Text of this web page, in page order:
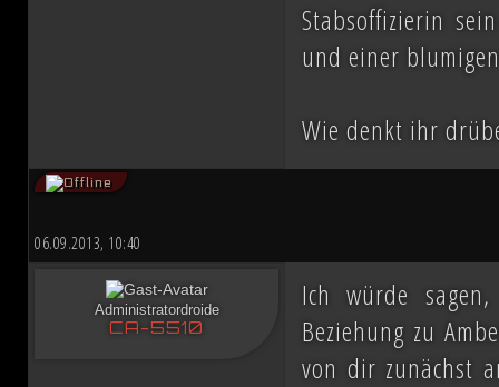
Stabsoffizierin
und einer
Wie denkt ihr
06.09.2013, 10:40
Administratordroide
CA-5510
Ich würde
Beziehung zu
von dir zunächst